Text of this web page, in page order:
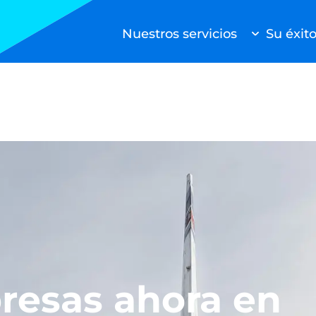
Nuestros servicios
Directamente al paciente
Carga farmacéutica
Logística de emergencia
Otros servicios
Su éxito
ahora en